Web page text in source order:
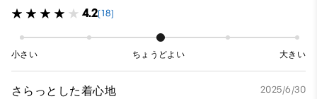
4.2(18)
小さい ちょうどよい 大きい
さらっとした着心地 2025/6/30